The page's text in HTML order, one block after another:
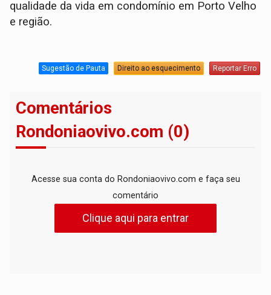
qualidade da vida em condomínio em Porto Velho
e região.
Sugestão de Pauta Direito ao esquecimento Reportar Erro
Comentários
Rondoniaovivo.com (0)
Acesse sua conta do Rondoniaovivo.com e faça seu
comentário
Clique aqui para entrar